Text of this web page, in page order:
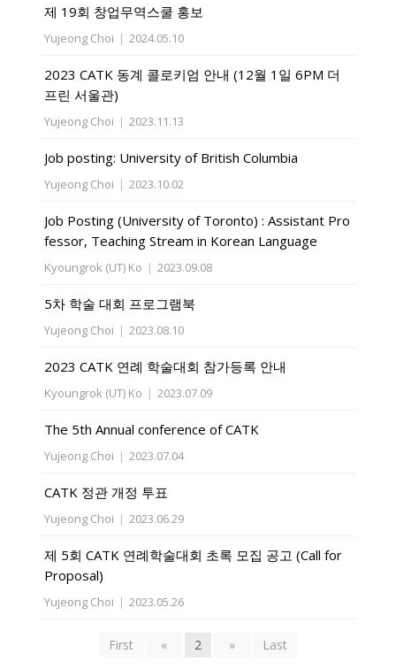
제 19회 창업무역스쿨 홍보
Yujeong Choi | 2024.05.10
2023 CATK 동계 콜로키엄 안내 (12월 1일 6PM 더
프린 서울관)
Yujeong Choi | 2023.11.13
Job posting: University of British Columbia
Yujeong Choi | 2023.10.02
Job Posting (University of Toronto) : Assistant Pro
fessor, Teaching Stream in Korean Language
Kyoungrok (UT) Ko | 2023.09.08
5차 학술 대회 프로그램북
Yujeong Choi | 2023.08.10
2023 CATK 연례 학술대회 참가등록 안내
Kyoungrok (UT) Ko | 2023.07.09
The 5th Annual conference of CATK
Yujeong Choi | 2023.07.04
CATK 정관 개정 투표
Yujeong Choi | 2023.06.29
제 5회 CATK 연례학술대회 초록 모집 공고 (Call for
Proposal)
Yujeong Choi | 2023.05.26
First « 2 » Last